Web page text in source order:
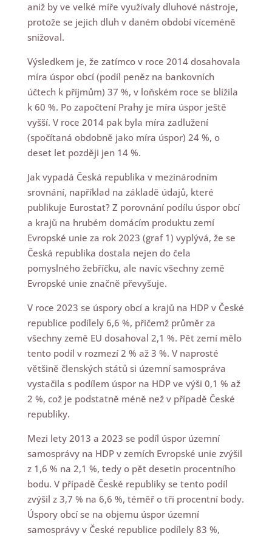
aniž by ve velké míře využívaly dluhové nástroje,
protože se jejich dluh v daném období víceméně
snižoval.
Výsledkem je, že zatímco v roce 2014 dosahovala
míra úspor obcí (podíl peněz na bankovních
účtech k příjmům) 37 %, v loňském roce se blížila
k 60 %. Po započtení Prahy je míra úspor ještě
vyšší. V roce 2014 pak byla míra zadlužení
(spočítaná obdobně jako míra úspor) 24 %, o
deset let později jen 14 %.
Jak vypadá Česká republika v mezinárodním
srovnání, například na základě údajů, které
publikuje Eurostat? Z porovnání podílu úspor obcí
a krajů na hrubém domácím produktu zemí
Evropské unie za rok 2023 (graf 1) vyplývá, že se
Česká republika dostala nejen do čela
pomyslného žebříčku, ale navíc všechny země
Evropské unie značně převyšuje.
V roce 2023 se úspory obcí a krajů na HDP v České
republice podílely 6,6 %, přičemž průměr za
všechny země EU dosahoval 2,1 %. Pět zemí mělo
tento podíl v rozmezí 2 % až 3 %. V naprosté
většině členských států si územní samospráva
vystačila s podílem úspor na HDP ve výši 0,1 % až
2 %, což je podstatně méně než v případě České
republiky.
Mezi lety 2013 a 2023 se podíl úspor územní
samosprávy na HDP v zemích Evropské unie zvýšil
z 1,6 % na 2,1 %, tedy o pět desetin procentního
bodu. V případě České republiky se tento podíl
zvýšil z 3,7 % na 6,6 %, téměř o tři procentní body.
Úspory obcí se na objemu úspor územní
samosprávy v České republice podílely 83 %,